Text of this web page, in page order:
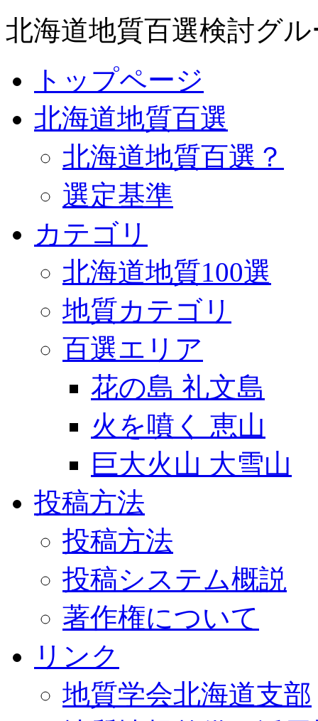
北海道地質百選検討グ
トップページ
北海道地質百選
北海道地質百選？
選定基準
カテゴリ
北海道地質100選
地質カテゴリ
百選エリア
花の島 礼文島
火を噴く 恵山
巨大火山 大雪山
投稿方法
投稿方法
投稿システム概説
著作権について
リンク
地質学会北海道支部